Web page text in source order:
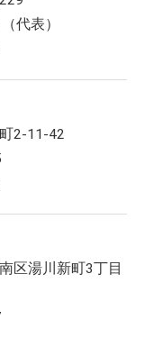
代表）
2-11-42
区湯川新町3丁目